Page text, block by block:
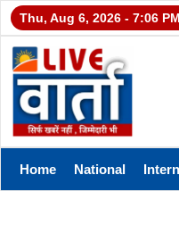
Thu, Aug 6, 2026 - 7:06
Home National